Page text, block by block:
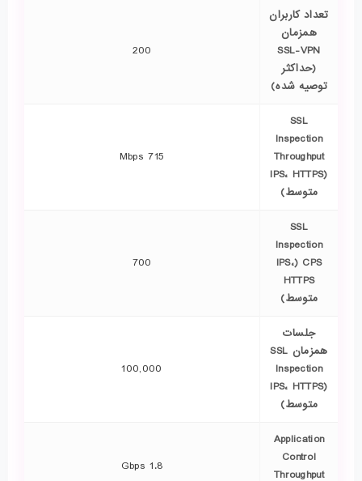
تعداد کاربران
همزمان
SSL-VPN
(حداکثر
توصیه شده)
200
SSL
Inspection
Throughput
(IPS، HTTPS
متوسط)
715 Mbps
SSL
Inspection
CPS (IPS،
HTTPS
متوسط)
700
جلسات
همزمان SSL
Inspection
(IPS، HTTPS
متوسط)
100,000
Application
Control
Throughput
1.8 Gbps